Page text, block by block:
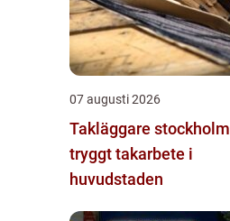
07 augusti 2026
Takläggare stockholm
tryggt takarbete i
huvudstaden